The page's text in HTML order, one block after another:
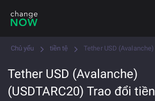
Chủ yếu tiền tệ Tether USD (Avalanche)
Tether USD (Avalanche)
(USDTARC20) Trao đổi tiền